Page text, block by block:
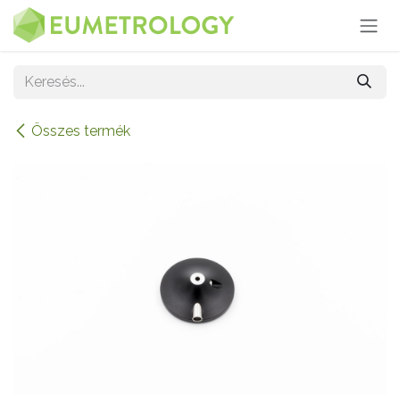
Kihagyás és továbblépés a tartalomhoz
Összes termék